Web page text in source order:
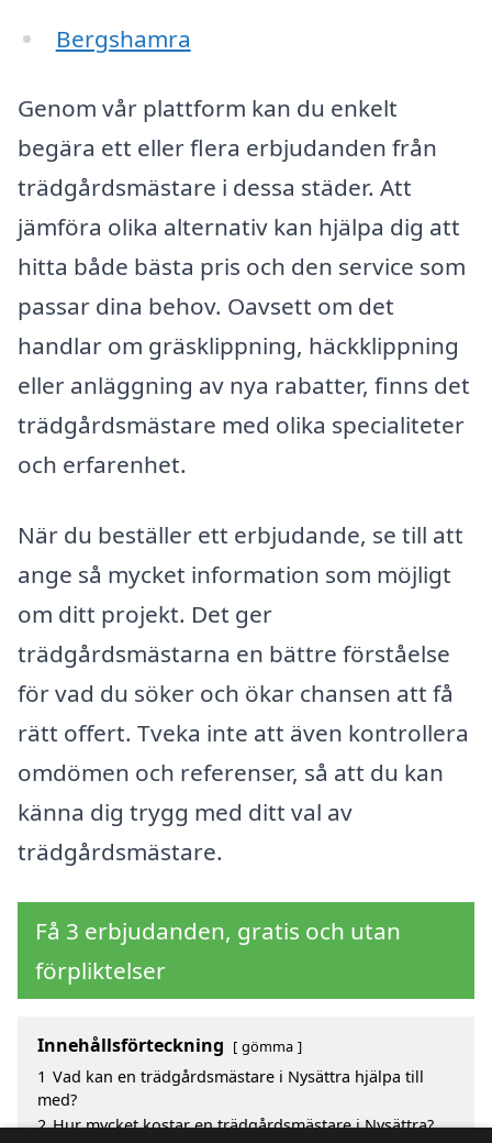
Bergshamra
Genom vår plattform kan du enkelt
begära ett eller flera erbjudanden från
trädgårdsmästare i dessa städer. Att
jämföra olika alternativ kan hjälpa dig att
hitta både bästa pris och den service som
passar dina behov. Oavsett om det
handlar om gräsklippning, häckklippning
eller anläggning av nya rabatter, finns det
trädgårdsmästare med olika specialiteter
och erfarenhet.
När du beställer ett erbjudande, se till att
ange så mycket information som möjligt
om ditt projekt. Det ger
trädgårdsmästarna en bättre förståelse
för vad du söker och ökar chansen att få
rätt offert. Tveka inte att även kontrollera
omdömen och referenser, så att du kan
känna dig trygg med ditt val av
trädgårdsmästare.
Få 3 erbjudanden, gratis och utan
förpliktelser
Innehållsförteckning gömma
1 Vad kan en trädgårdsmästare i Nysättra hjälpa till
med?
2 Hur mycket kostar en trädgårdsmästare i Nysättra?